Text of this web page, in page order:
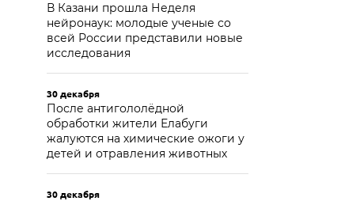
В Казани прошла Неделя
нейронаук: молодые ученые со
всей России представили новые
исследования
30 декабря
После антигололёдной
обработки жители Елабуги
жалуются на химические ожоги у
детей и отравления животных
30 декабря